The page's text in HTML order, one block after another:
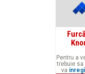
Pentru a
trebuie
va